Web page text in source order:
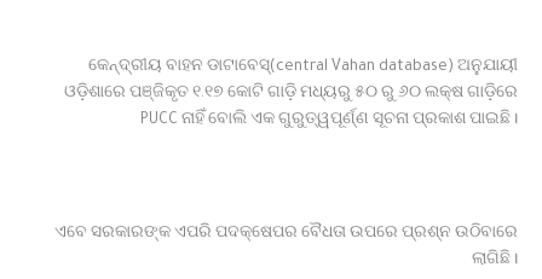
କେନ୍ଦ୍ରୀୟ ବାହନ ଡାଟାବେସ୍(central Vahan database) ଅନୁଯାୟୀ
ଓଡ଼ିଶାରେ ପଞ୍ଜିକୃତ ୧.୧୭ କୋଟି ଗାଡ଼ି ମଧ୍ୟରୁ ୫୦ ରୁ ୬୦ ଲକ୍ଷ ଗାଡ଼ିରେ
PUCC ନାହିଁ ବୋଲି ଏକ ଗୁରୁତ୍ୱପୂର୍ଣ୍ଣ ସୂଚନା ପ୍ରକାଶ ପାଇଛି।
ଏବେ ସରକାରଙ୍କ ଏପରି ପଦକ୍ଷେପର ବୈଧତା ଉପରେ ପ୍ରଶ୍ନ ଉଠିବାରେ
ଲାଗିଛି।